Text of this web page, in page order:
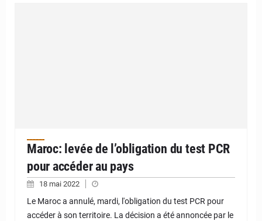
Maroc: levée de l’obligation du test PCR
pour accéder au pays
18 mai 2022
Le Maroc a annulé, mardi, l'obligation du test PCR pour
accéder à son territoire. La décision a été annoncée par le